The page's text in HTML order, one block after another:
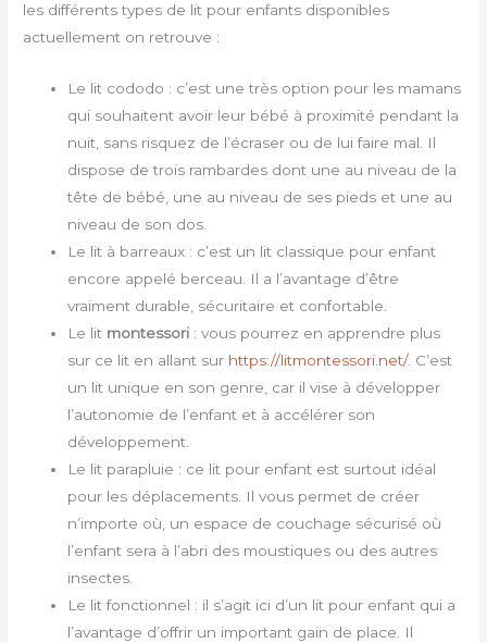
les différents types de lit pour enfants disponibles
actuellement on retrouve :
Le lit cododo : c’est une très option pour les mamans
qui souhaitent avoir leur bébé à proximité pendant la
nuit, sans risquez de l’écraser ou de lui faire mal. Il
dispose de trois rambardes dont une au niveau de la
tête de bébé, une au niveau de ses pieds et une au
niveau de son dos.
Le lit à barreaux : c’est un lit classique pour enfant
encore appelé berceau. Il a l’avantage d’être
vraiment durable, sécuritaire et confortable.
Le lit montessori : vous pourrez en apprendre plus
sur ce lit en allant sur https://litmontessori.net/. C’est
un lit unique en son genre, car il vise à développer
l’autonomie de l’enfant et à accélérer son
développement.
Le lit parapluie : ce lit pour enfant est surtout idéal
pour les déplacements. Il vous permet de créer
n’importe où, un espace de couchage sécurisé où
l’enfant sera à l’abri des moustiques ou des autres
insectes.
Le lit fonctionnel : il s’agit ici d’un lit pour enfant qui a
l’avantage d’offrir un important gain de place. Il